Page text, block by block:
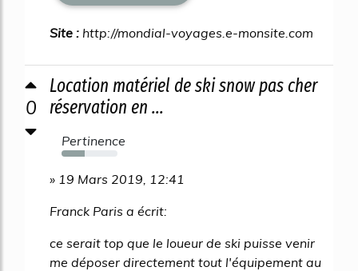
Site : http://mondial-voyages.e-monsite.com
0
Location matériel de ski snow pas cher
réservation en ...
Pertinence
41%
» 19 Mars 2019, 12:41
Franck Paris a écrit:
ce serait top que le loueur de ski puisse venir
me déposer directement tout l'équipement au